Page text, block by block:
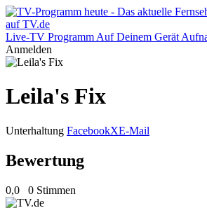
Live-TV Programm Auf Deinem Gerät
Anmelden
Leila's Fix
Unterhaltung FacebookXE-Mail
Bewertung
0,0 0 Stimmen